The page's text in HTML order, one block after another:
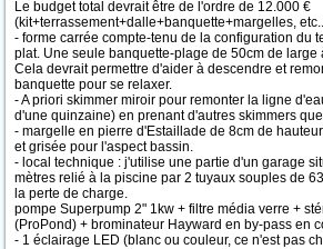
Le budget total devrait être de l'ordre de 12.000 €
(kit+terrassement+dalle+banquette+margelles,
- forme carrée compte-tenu de la configuration du
plat. Une seule banquette-plage de 50cm de large
Cela devrait permettre d'aider à descendre et
banquette pour se relaxer.
- A priori skimmer miroir pour remonter la ligne
d'une quinzaine) en prenant d'autres skimmers
- margelle en pierre d'Estaillade de 8cm de
et grisée pour l'aspect bassin.
- local technique : j'utilise une partie d'un garage
mètres relié à la piscine par 2 tuyaux souples de
la perte de charge.
pompe Superpump 2" 1kw + filtre média verre +
(ProPond) + brominateur Hayward en by-pass en
- 1 éclairage LED (blanc ou couleur, ce n'est pas